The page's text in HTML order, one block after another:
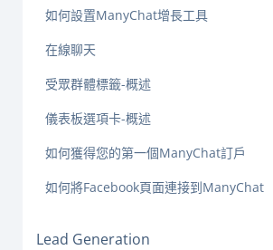
如何設置ManyChat增長工具
在線聊天
受眾群體標籤-概述
儀表板選項卡-概述
如何獲得您的第一個ManyChat訂戶
如何將Facebook頁面連接到ManyChat
Lead Generation